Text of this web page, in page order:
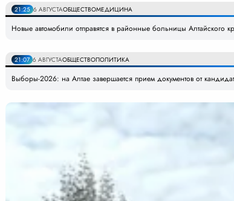
21:25 6 АВГУСТАОБЩЕСТВОМЕДИЦИНА
Новые автомобили отправятся в районные больницы Алтайского
21:07 6 АВГУСТАОБЩЕСТВОПОЛИТИКА
Выборы-2026: на Алтае завершается прием документов от